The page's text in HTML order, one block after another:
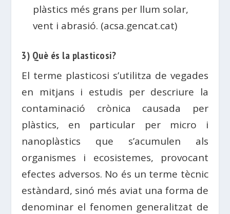
plàstics més grans per llum solar,
vent i abrasió. (acsa.gencat.cat)
3) Què és la plasticosi?
El terme plasticosi s’utilitza de vegades
en mitjans i estudis per descriure la
contaminació crònica causada per
plàstics, en particular per micro i
nanoplàstics que s’acumulen als
organismes i ecosistemes, provocant
efectes adversos. No és un terme tècnic
estàndard, sinó més aviat una forma de
denominar el fenomen generalitzat de